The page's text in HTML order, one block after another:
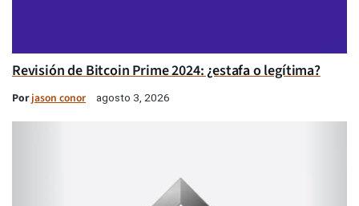
Revisión de Bitcoin Prime 2024: ¿estafa o legítima?
Porjason conor agosto 3, 2026